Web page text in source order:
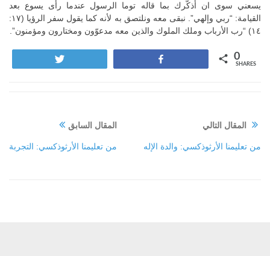
يسعني سوى ان أُذكّرك بما قاله توما الرسول عندما رأى يسوع بعد
القيامة: “ربي وإلهي”. نبقى معه ونلتصق به لأنه كما يقول سفر الرؤيا (١٧:
١٤) “رب الأرباب وملك الملوك والذين معه مدعوّون ومختارون ومؤمنون”.
0
SHARES
المقال السابق
من تعليمنا الأرثوذكسي: التجربة
المقال التالي
من تعليمنا الأرثوذكسي: والدة الإله